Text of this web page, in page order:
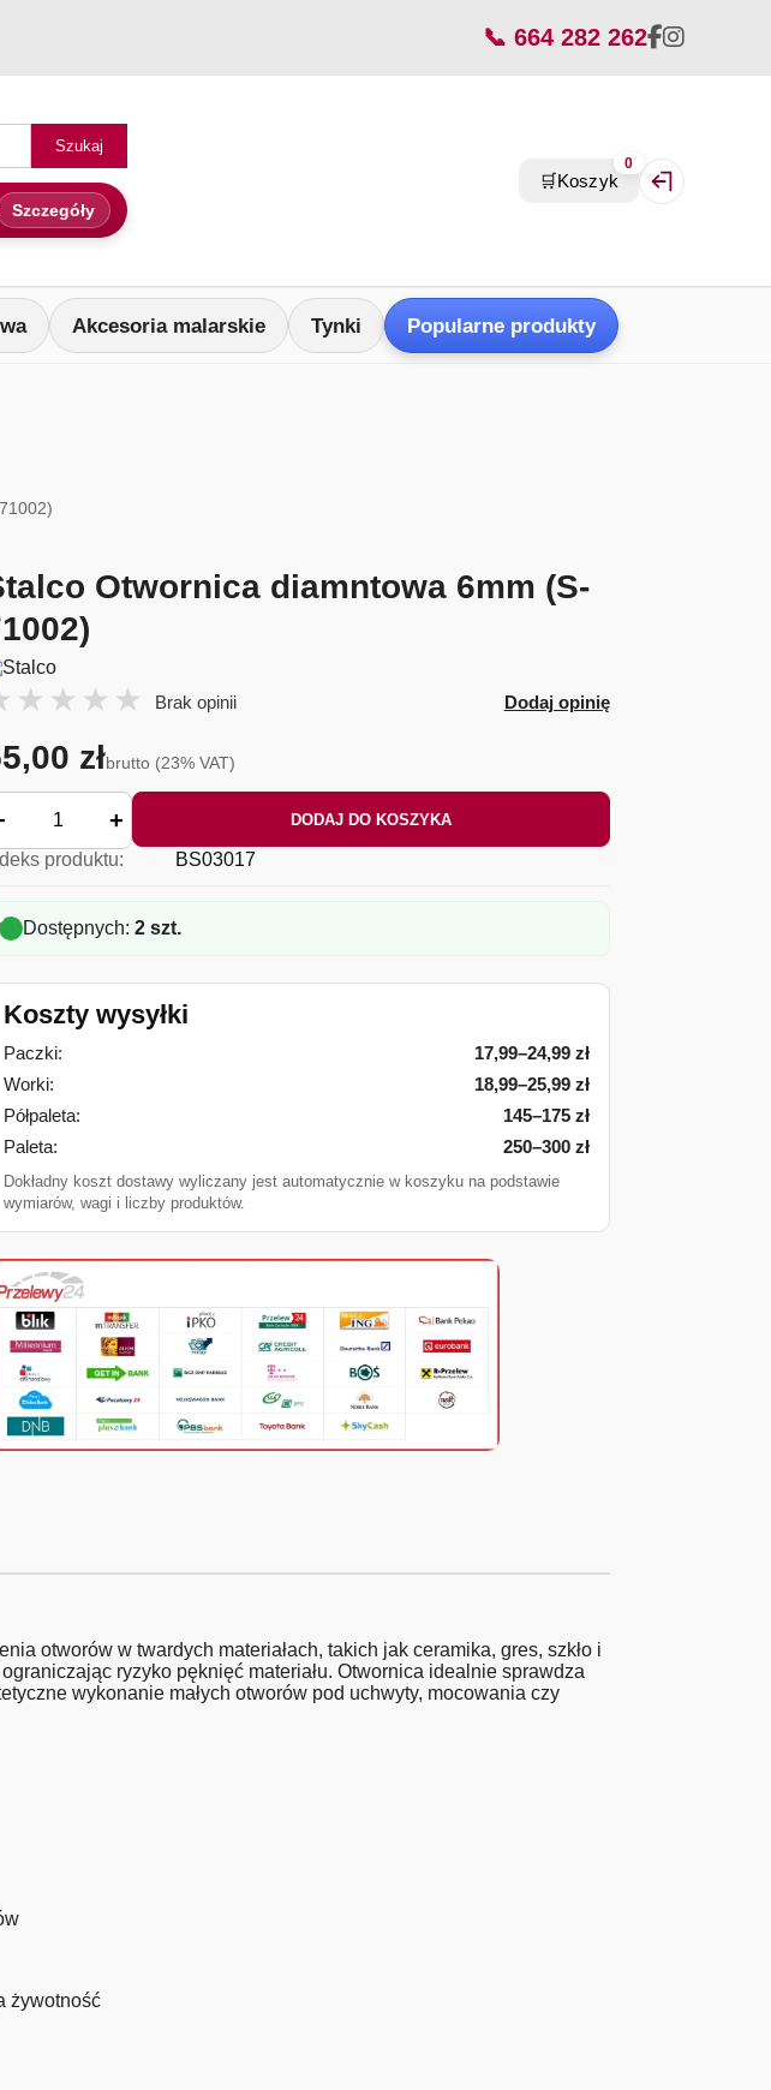
📞 664 282 262
Szukaj
Szczegóły
🛒Koszyk
0
Zaloguj się /
Akcesoria malarskie Tynki Popularne produkty
Otwornica diamntowa 6mm (S-
Brak opinii Dodaj opinię
złbrutto (23% VAT)
+ DODAJ DO KOSZYKA
produktu: BS03017
Dostępnych: 2 szt.
Koszty wysyłki
Paczki:
17,99–24,99 zł
Worki:
18,99–25,99 zł
Półpaleta:
145–175 zł
Paleta:
250–300 zł
Dokładny koszt dostawy wyliczany jest automatycznie w koszyku na podstawie
wymiarów, wagi i liczby produktów.
otworów w twardych materiałach, takich jak ceramika, gres, szkło i
ryzyko pęknięć materiału. Otwornica idealnie sprawdza
wykonanie małych otworów pod uchwyty, mocowania czy
żywotność